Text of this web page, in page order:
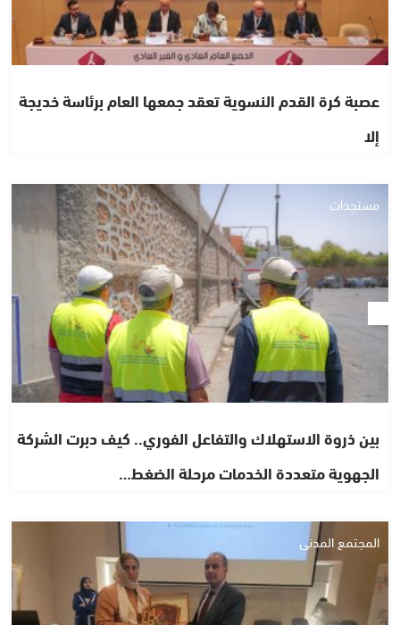
عصبة كرة القدم النسوية تعقد جمعها العام برئاسة خديجة
إلا
مستجدات
بين ذروة الاستهلاك والتفاعل الفوري.. كيف دبرت الشركة
الجهوية متعددة الخدمات مرحلة الضغط…
المجتمع المدني